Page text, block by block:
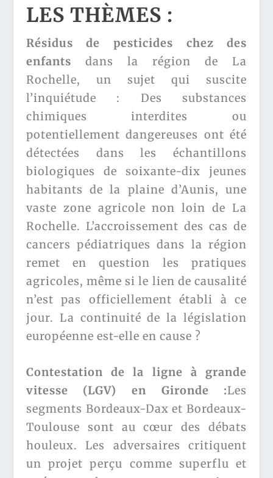
LES THÈMES :
Résidus de pesticides chez des
enfants dans la région de La
Rochelle, un sujet qui suscite
l’inquiétude : Des substances
chimiques interdites ou
potentiellement dangereuses ont été
détectées dans les échantillons
biologiques de soixante-dix jeunes
habitants de la plaine d’Aunis, une
vaste zone agricole non loin de La
Rochelle. L’accroissement des cas de
cancers pédiatriques dans la région
remet en question les pratiques
agricoles, même si le lien de causalité
n’est pas officiellement établi à ce
jour. La continuité de la législation
européenne est-elle en cause ?
Contestation de la ligne à grande
vitesse (LGV) en Gironde :Les
segments Bordeaux-Dax et Bordeaux-
Toulouse sont au cœur des débats
houleux. Les adversaires critiquent
un projet perçu comme superflu et